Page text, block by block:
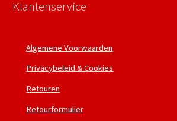
Klantenservice
Algemene Voorwaarden
Privacybeleid & Cookies
Retouren
Retourformulier